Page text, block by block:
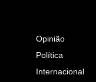
Opinião
Política
Internacional